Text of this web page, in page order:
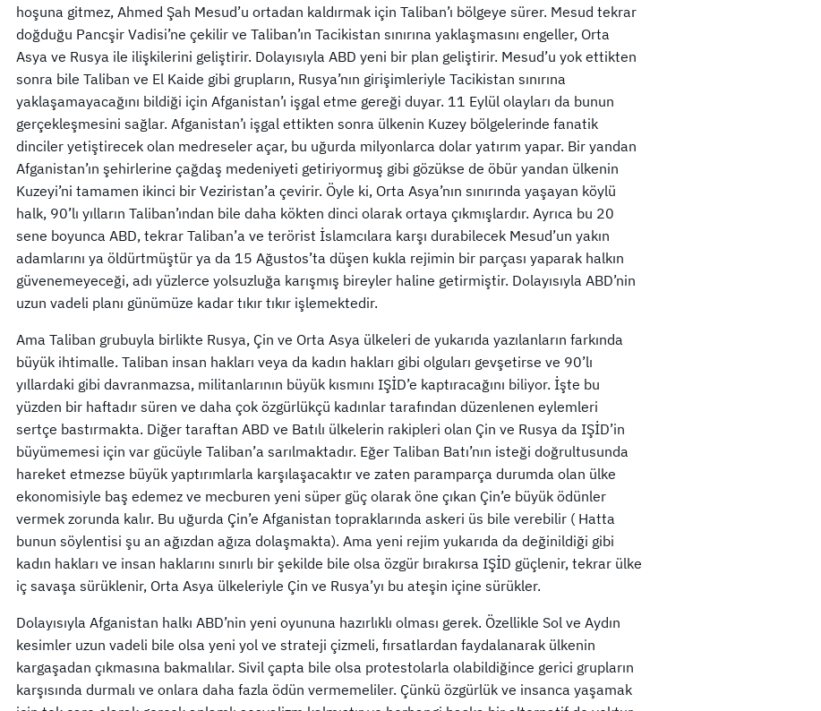
hoşuna gitmez, Ahmed Şah Mesud’u ortadan kaldırmak için Taliban’ı bölgeye sürer. Mesud tekrar
doğduğu Pancşir Vadisi’ne çekilir ve Taliban’ın Tacikistan sınırına yaklaşmasını engeller, Orta
Asya ve Rusya ile ilişkilerini geliştirir. Dolayısıyla ABD yeni bir plan geliştirir. Mesud’u yok ettikten
sonra bile Taliban ve El Kaide gibi grupların, Rusya’nın girişimleriyle Tacikistan sınırına
yaklaşamayacağını bildiği için Afganistan’ı işgal etme gereği duyar. 11 Eylül olayları da bunun
gerçekleşmesini sağlar. Afganistan’ı işgal ettikten sonra ülkenin Kuzey bölgelerinde fanatik
dinciler yetiştirecek olan medreseler açar, bu uğurda milyonlarca dolar yatırım yapar. Bir yandan
Afganistan’ın şehirlerine çağdaş medeniyeti getiriyormuş gibi gözükse de öbür yandan ülkenin
Kuzeyi’ni tamamen ikinci bir Veziristan’a çevirir. Öyle ki, Orta Asya’nın sınırında yaşayan köylü
halk, 90’lı yılların Taliban’ından bile daha kökten dinci olarak ortaya çıkmışlardır. Ayrıca bu 20
sene boyunca ABD, tekrar Taliban’a ve terörist İslamcılara karşı durabilecek Mesud’un yakın
adamlarını ya öldürtmüştür ya da 15 Ağustos’ta düşen kukla rejimin bir parçası yaparak halkın
güvenemeyeceği, adı yüzlerce yolsuzluğa karışmış bireyler haline getirmiştir. Dolayısıyla ABD’nin
uzun vadeli planı günümüze kadar tıkır tıkır işlemektedir.
Ama Taliban grubuyla birlikte Rusya, Çin ve Orta Asya ülkeleri de yukarıda yazılanların farkında
büyük ihtimalle. Taliban insan hakları veya da kadın hakları gibi olguları gevşetirse ve 90’lı
yıllardaki gibi davranmazsa, militanlarının büyük kısmını IŞİD’e kaptıracağını biliyor. İşte bu
yüzden bir haftadır süren ve daha çok özgürlükçü kadınlar tarafından düzenlenen eylemleri
sertçe bastırmakta. Diğer taraftan ABD ve Batılı ülkelerin rakipleri olan Çin ve Rusya da IŞİD’in
büyümemesi için var gücüyle Taliban’a sarılmaktadır. Eğer Taliban Batı’nın isteği doğrultusunda
hareket etmezse büyük yaptırımlarla karşılaşacaktır ve zaten paramparça durumda olan ülke
ekonomisiyle baş edemez ve mecburen yeni süper güç olarak öne çıkan Çin’e büyük ödünler
vermek zorunda kalır. Bu uğurda Çin’e Afganistan topraklarında askeri üs bile verebilir ( Hatta
bunun söylentisi şu an ağızdan ağıza dolaşmakta). Ama yeni rejim yukarıda da değinildiği gibi
kadın hakları ve insan haklarını sınırlı bir şekilde bile olsa özgür bırakırsa IŞİD güçlenir, tekrar ülke
iç savaşa sürüklenir, Orta Asya ülkeleriyle Çin ve Rusya’yı bu ateşin içine sürükler.
Dolayısıyla Afganistan halkı ABD’nin yeni oyununa hazırlıklı olması gerek. Özellikle Sol ve Aydın
kesimler uzun vadeli bile olsa yeni yol ve strateji çizmeli, fırsatlardan faydalanarak ülkenin
kargaşadan çıkmasına bakmalılar. Sivil çapta bile olsa protestolarla olabildiğince gerici grupların
karşısında durmalı ve onlara daha fazla ödün vermemeliler. Çünkü özgürlük ve insanca yaşamak